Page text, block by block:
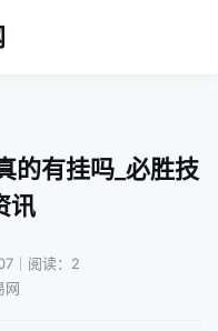
的有挂吗_必胜技
讯
｜阅读：2
网